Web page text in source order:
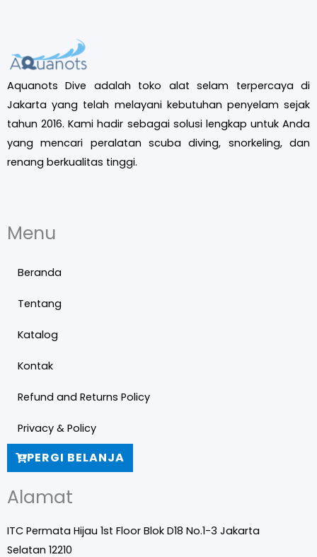
Aquanots Dive adalah toko alat selam terpercaya di
Jakarta yang telah melayani kebutuhan penyelam sejak
tahun 2016. Kami hadir sebagai solusi lengkap untuk Anda
yang mencari peralatan scuba diving, snorkeling, dan
renang berkualitas tinggi.
Menu
Beranda
Tentang
Katalog
Kontak
Refund and Returns Policy
Privacy & Policy
PERGI BELANJA
Alamat
ITC Permata Hijau 1st Floor Blok D18 No.1-3 Jakarta
Selatan 12210